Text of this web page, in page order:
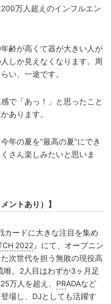
万人超えのインフルエン
齢が高くて器が大きい人が
しか見えなくなります。周
い、一途です。
で「あっ！」と思ったこと
あります。
年の夏を“最高の夏”にでき
さん楽しみたいと思いま
ントあり）】
ードに大きな注目を集め
2022』にて、オープニン
次世代を担う無敗の現役高
唯。2人目はわずか3ヶ月足
万人を超え、 PRADAなど
場し、DJとしても活躍す